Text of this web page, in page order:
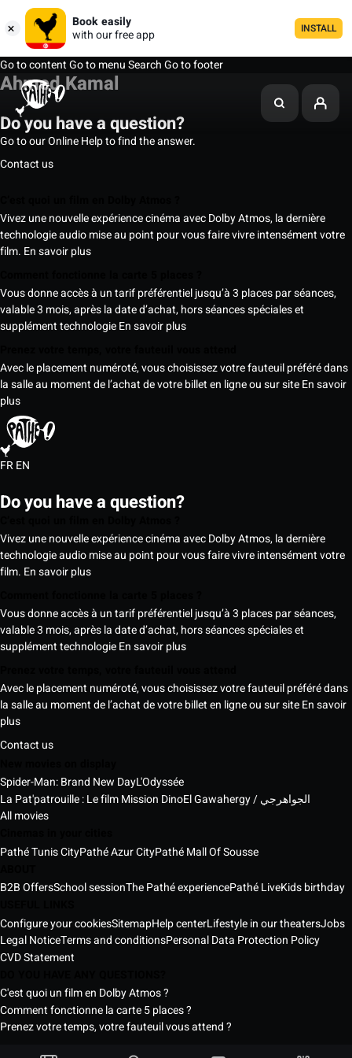
Book easily
with our free app
INSTALL
Go to contentGo to menuSearchGo to footer
Ahmed Kamal
Do you have a question?
Go to our Online Help to find the answer.
Contact us
Vivez une nouvelle expérience cinéma avec Dolby Atmos, la dernière
technologie audio mise au point pour vous faire vivre intensément votre
film. En savoir plus
Vous donne accès à un tarif préférentiel jusqu’à 3 places par séances,
valable 3 mois, après la date d’achat, hors séances spéciales et
supplément technologieEn savoir plus
Avec le placement numéroté, vous choisissez votre fauteuil préféré dans
la salle au moment de l’achat de votre billet en ligne ou sur siteEn savoir
plus
FREN
Do you have a question?
Vivez une nouvelle expérience cinéma avec Dolby Atmos, la dernière
technologie audio mise au point pour vous faire vivre intensément votre
film. En savoir plus
Vous donne accès à un tarif préférentiel jusqu’à 3 places par séances,
valable 3 mois, après la date d’achat, hors séances spéciales et
supplément technologieEn savoir plus
Avec le placement numéroté, vous choisissez votre fauteuil préféré dans
la salle au moment de l’achat de votre billet en ligne ou sur siteEn savoir
plus
Contact us
Spider-Man: Brand New DayL'Odyssée
La Pat'patrouille : Le film Mission Dino
El Gawahergy / الجواهرجي
All movies
Pathé Tunis CityPathé Azur CityPathé Mall Of Sousse
B2B OffersSchool sessionThe Pathé experiencePathé LiveKids birthday
Configure your cookiesSitemapHelp centerLifestyle in our theatersJobs
Legal NoticeTerms and conditionsPersonal Data Protection Policy
CVD Statement
C'est quoi un film en Dolby Atmos ?
Comment fonctionne la carte 5 places ?
Prenez votre temps, votre fauteuil vous attend ?